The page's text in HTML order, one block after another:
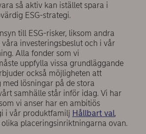
så aktiv kan istället spara i
ESG-strategi.
till ESG-risker, liksom andra
investeringsbeslut och i vår
Alla fonder som vi
uppfylla vissa grundläggande
också möjligheten att
med lösningar på de stora
samhälle står inför idag. Vi har
vi anser har en ambitiös
i vår produktfamilj Hållbart val,
placeringsinriktningarna ovan.